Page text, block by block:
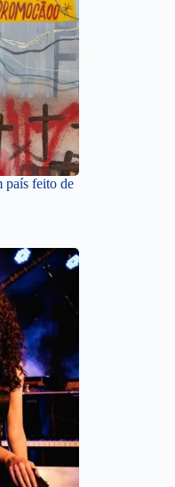
país feito de